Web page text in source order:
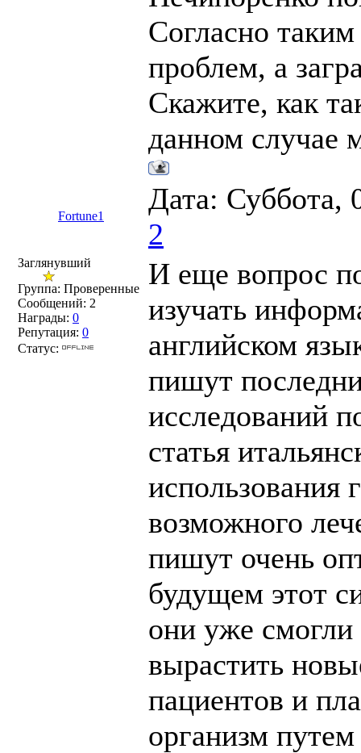
Согласно
проблем, а
Скажите, как
данном случае
Fortune1
Дата: Суббота,
2
Заглянувший
Группа: Проверенные
Сообщений: 2
Награды: 0
Репутация: 0
Статус:
И еще вопрос
изучать
английском
пишут
исследований
статья
использования
возможного
пишут очень
будущем этот
они уже смогли
вырастить
пациентов и
организм